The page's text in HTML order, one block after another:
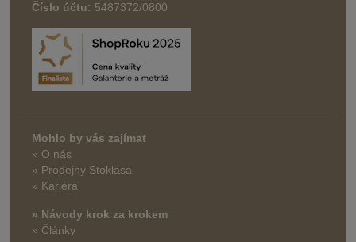
Číslo účtu: 5487372/0800
Mohlo by vás zajímat
» O nás
» Prodejny Stoklasa
» Kariéra
» Návody krok za krokem
» Články